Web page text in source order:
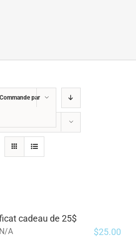
Commande par
cadeau de 25$
N/A $25.00